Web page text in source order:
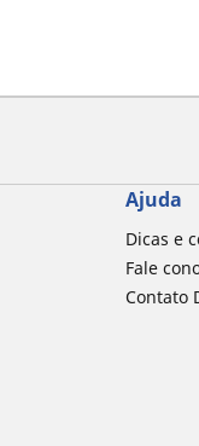
Ajuda
Dicas e
Fale
Contato